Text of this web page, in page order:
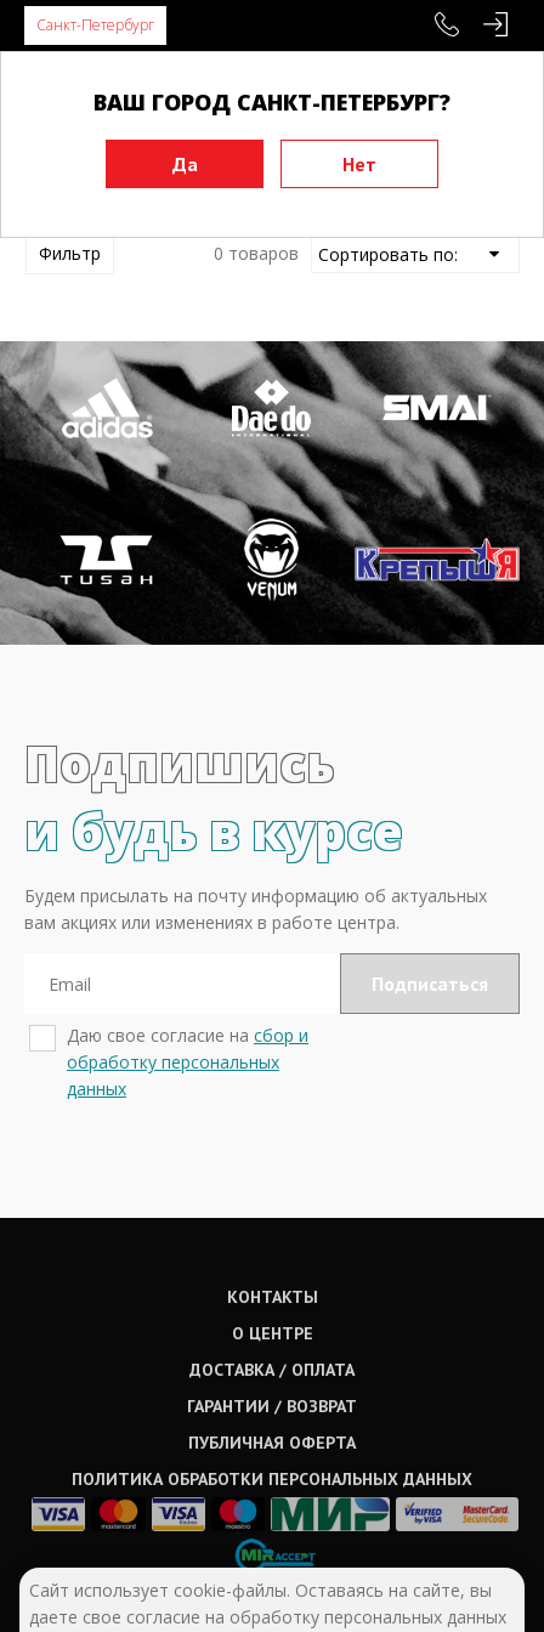
Санкт-Петербург
ВАШ ГОРОД САНКТ-ПЕТЕРБУРГ?
Главная
Бренды
Фильтр 0 товаров
Подпишись
и будь в курсе
Будем присылать на почту информацию об актуальных
вам акциях или изменениях в работе центра.
Даю свое согласие на сбор и
обработку персональных
данных
КОНТАКТЫ
О ЦЕНТРЕ
ДОСТАВКА / ОПЛАТА
ГАРАНТИИ / ВОЗВРАТ
ПУБЛИЧНАЯ ОФЕРТА
ПОЛИТИКА ОБРАБОТКИ ПЕРСОНАЛЬНЫХ ДАННЫХ
Сайт использует cookie-файлы. Оставаясь на сайте, вы
даете свое согласие на обработку персональных данных